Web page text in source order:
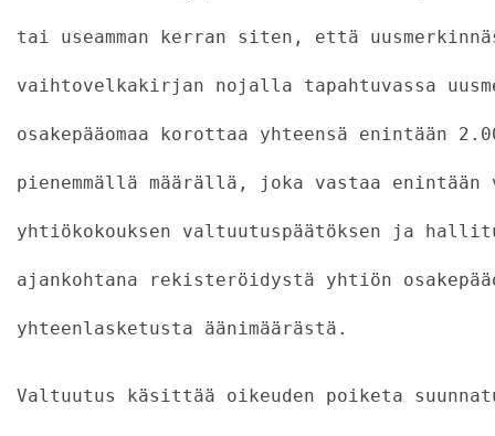
tai useamman kerran siten, että
vaihtovelkakirjan nojalla tapahtuvassa
osakepääomaa korottaa yhteensä enintään
pienemmällä määrällä, joka vastaa enintään
yhtiökokouksen valtuutuspäätöksen ja
ajankohtana rekisteröidystä yhtiön
yhteenlasketusta äänimäärästä.
Valtuutus käsittää oikeuden poiketa